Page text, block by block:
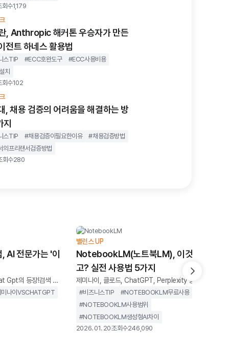
회수1,179
, Anthropic 해커톤 우승자가 만든
전트 하네스 활용법
스TIP #ECC호완도구 #ECC사용비용
치
회수102
, 채용 검증의 어려움을 해결하는 방
스TIP #채용검증이필요한이유 #채용검증방법
의프리랜서검증방법
회수280
AI 전문가는 '이
Gpt의 등장!검색 시
위치를 유지할 것 같
자를 마주했습니
서 생성형 AI 시장
미나이VSCHATGPT
밸런스 UP
NotebookLM(노트북LM), 이것까지 된다
고? 실전 사용법 5가지
제미나이, 클로드, ChatGPT, Perplexity 등 생성형 AI를
활용한 도구가 많아졌습니다. 대부분 인터넷 전체를 검색
해 자료를 수집하고 그럴듯한 답을 내놓습니다. 하지만이
답변의 내용이 사실과 다른 경우가 많아 사실관계를 확인
하는 데 시간이 또 소요됩니다.반면 NotebookLM은 다른
#비즈니스TIP #NOTEBOOKLM무료사용
#NOTEBOOKLM사용범위
#NOTEBOOKLM생성형AI차이
2026. 01. 20조회수246,090